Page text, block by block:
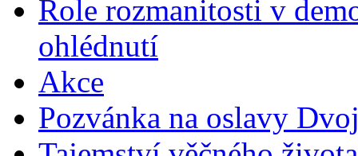
Role rozmanitosti v
ohlédnutí
Akce
Pozvánka na oslavy